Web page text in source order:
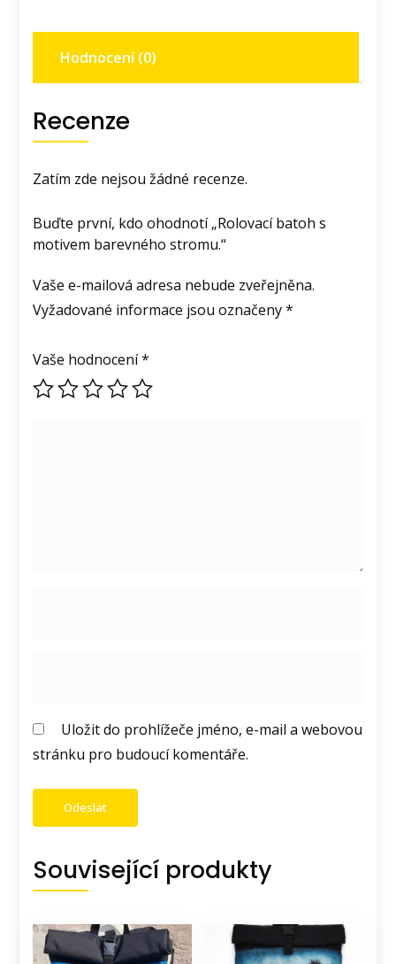
Hodnocení (0)
Recenze
Zatím zde nejsou žádné recenze.
Buďte první, kdo ohodnotí „Rolovací batoh s
motivem barevného stromu.“
Vaše e-mailová adresa nebude zveřejněna.
Vyžadované informace jsou označeny*
Vaše hodnocení*
Uložit do prohlížeče jméno, e-mail a webovou
stránku pro budoucí komentáře.
Související produkty